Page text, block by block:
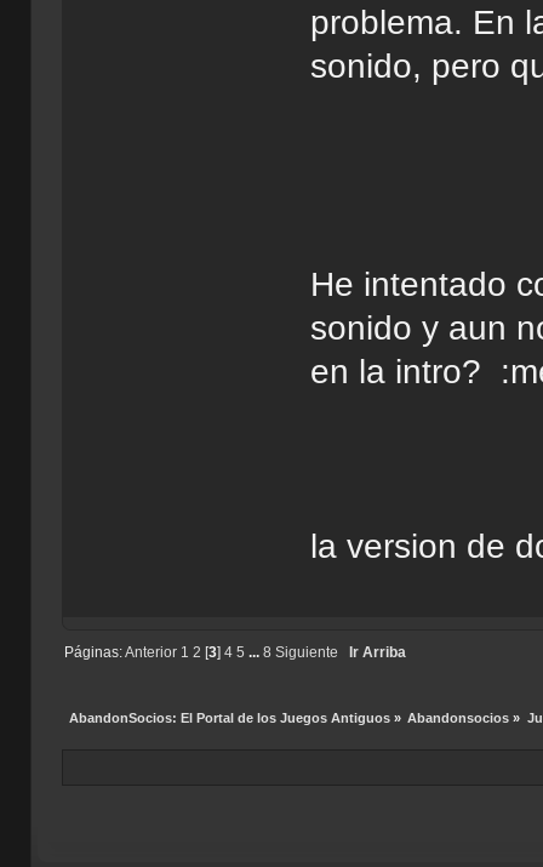
problema. En
sonido, pero
He intentado
sonido y aun
en la intro?
la version de
Páginas:Anterior 1 2 [3] 4 5 ... 8 Siguiente Ir Arriba
AbandonSocios: El Portal de los Juegos Antiguos» Abandonsocios »